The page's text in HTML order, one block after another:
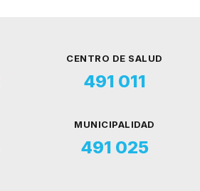
CENTRO DE SALUD
491 011
MUNICIPALIDAD
491 025